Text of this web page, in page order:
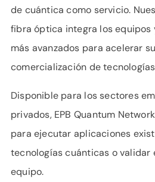
de cuántica como servicio.
fibra óptica integra los
más avanzados para acelerar
comercialización de
Disponible para los sectores
privados, EPB Quantum
para ejecutar aplicaciones
tecnologías cuánticas o validar
equipo.